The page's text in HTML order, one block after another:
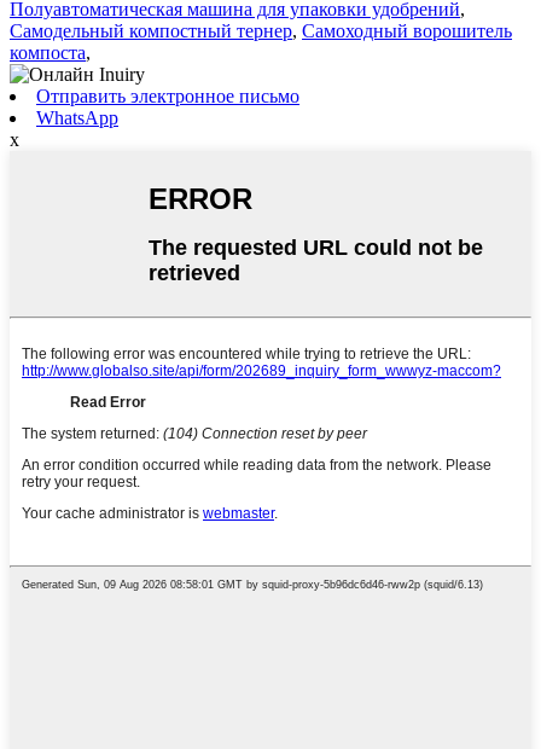
Полуавтоматическая машина для упаковки удобрений,
Самодельный компостный тернер, Самоходный ворошитель
компоста,
Отправить электронное письмо
WhatsApp
x